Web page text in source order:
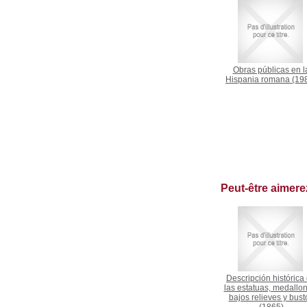
Obras públicas en
Hispania romana
Peut-être
Descripción histórica
las estatuas,
bajos relieves y